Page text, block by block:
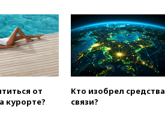
фигуристкам Валиевой и
Трусовой
вчера, 19:35Зеленский
впервые совершил
официальный визит в Сербию
погибла во Французских
Альпах
от
курорте?
Кто изобрел средства
связи?